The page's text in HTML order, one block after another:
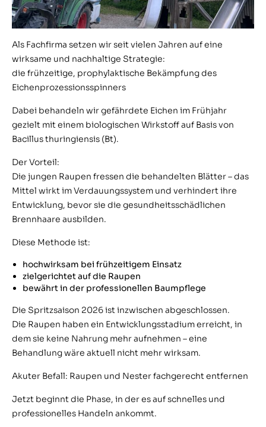
Als Fachfirma setzen wir seit vielen Jahren auf eine
wirksame und nachhaltige Strategie:
die frühzeitige, prophylaktische Bekämpfung des
Eichenprozessionsspinners
Dabei behandeln wir gefährdete Eichen im Frühjahr
gezielt mit einem biologischen Wirkstoff auf Basis von
Bacillus thuringiensis (Bt).
Der Vorteil:
Die jungen Raupen fressen die behandelten Blätter – das
Mittel wirkt im Verdauungssystem und verhindert ihre
Entwicklung, bevor sie die gesundheitsschädlichen
Brennhaare ausbilden.
Diese Methode ist:
hochwirksam bei frühzeitigem Einsatz
zielgerichtet auf die Raupen
bewährt in der professionellen Baumpflege
Die Spritzsaison 2026 ist inzwischen abgeschlossen.
Die Raupen haben ein Entwicklungsstadium erreicht, in
dem sie keine Nahrung mehr aufnehmen – eine
Behandlung wäre aktuell nicht mehr wirksam.
Akuter Befall: Raupen und Nester fachgerecht entfernen
Jetzt beginnt die Phase, in der es auf schnelles und
professionelles Handeln ankommt.